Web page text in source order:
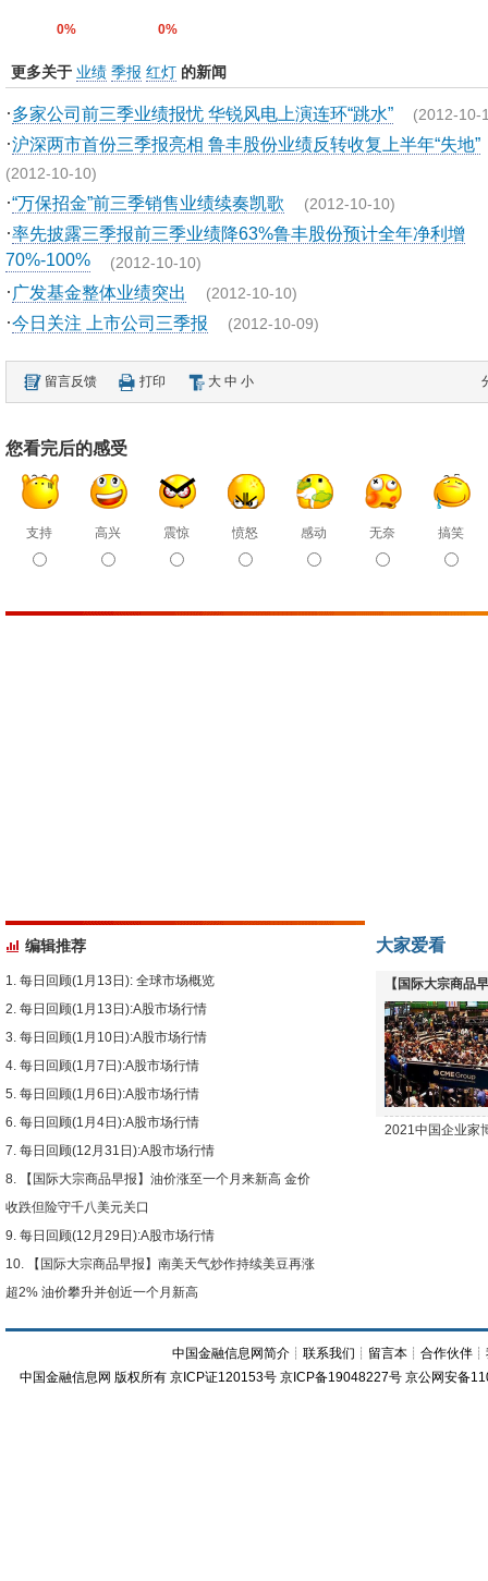
0% 0%
更多关于 业绩 季报 红灯 的新闻
·多家公司前三季业绩报忧 华锐风电上演连环“跳水” (2012-10-
·沪深两市首份三季报亮相 鲁丰股份业绩反转收复上半年“失地”
(2012-10-10)
·“万保招金”前三季销售业绩续奏凯歌 (2012-10-10)
·率先披露三季报前三季业绩降63%鲁丰股份预计全年净利增
70%-100% (2012-10-10)
· 广发基金整体业绩突出 (2012-10-10)
·今日关注 上市公司三季报 (2012-10-09)
留言反馈 打印 大 中 小
您看完后的感受
支持 高兴 震惊 愤怒 感动 无奈 搞笑
编辑推荐
每日回顾(1月13日): 全球市场概览
每日回顾(1月13日):A股市场行情
每日回顾(1月10日):A股市场行情
每日回顾(1月7日):A股市场行情
每日回顾(1月6日):A股市场行情
每日回顾(1月4日):A股市场行情
每日回顾(12月31日):A股市场行情
【国际大宗商品早报】油价涨至一个月来新高 金价
收跌但险守千八美元关口
每日回顾(12月29日):A股市场行情
【国际大宗商品早报】南美天气炒作持续美豆再涨
超2% 油价攀升并创近一个月新高
大家爱看
【国际大宗商品
下跌
2021中国企业家
中国金融信息网简介 ┊联系我们 ┊ 留言本 ┊合作伙伴 ┊
中国金融信息网 版权所有 京ICP证120153号 京ICP备19048227号 京公网安备